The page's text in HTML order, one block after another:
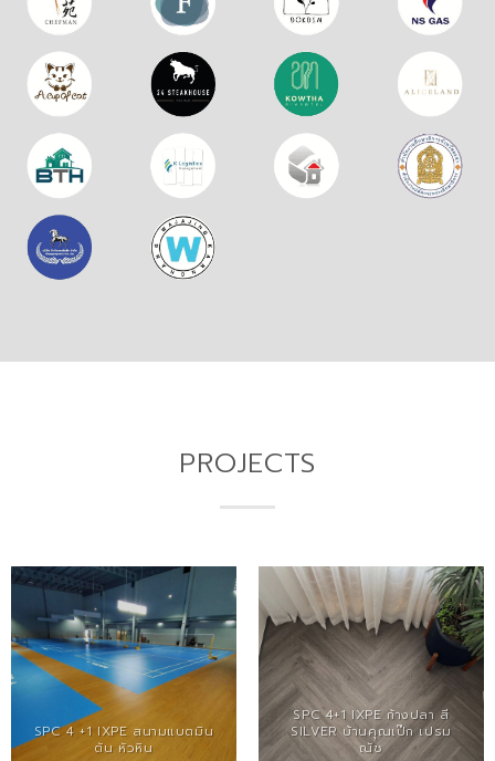
PROJECTS
SPC 4 +1 IXPE สนามแบตมิน
ตัน หัวหิน
SPC 4+1 IXPE ก้างปลา สี
SILVER บ้านคุณเป๊ก เปรม
ณัช